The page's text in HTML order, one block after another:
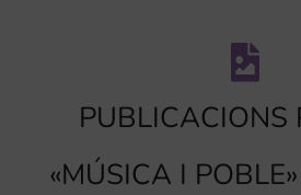
PUBLICACIONS
«MÚSICA I